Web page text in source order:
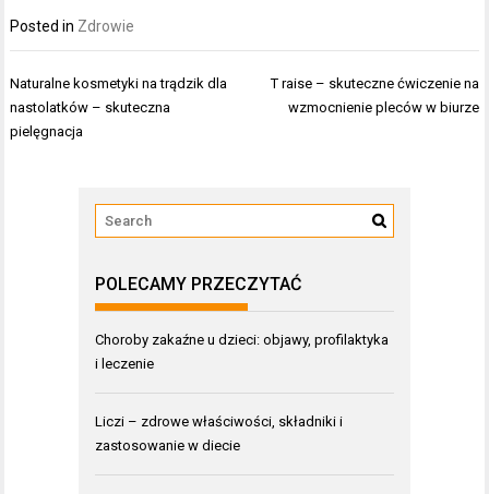
Posted in Zdrowie
Nawigacja
wpisu
Naturalne kosmetyki na trądzik dla
nastolatków – skuteczna
pielęgnacja
T raise – skuteczne ćwiczenie na
wzmocnienie pleców w biurze
POLECAMY PRZECZYTAĆ
Choroby zakaźne u dzieci: objawy, profilaktyka
i leczenie
Liczi – zdrowe właściwości, składniki i
zastosowanie w diecie